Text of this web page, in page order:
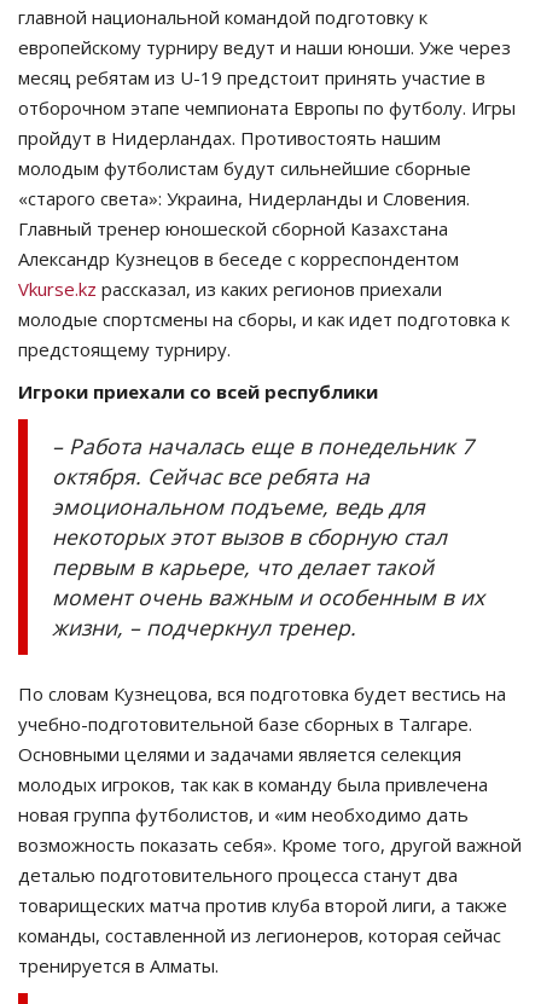
главной национальной командой подготовку к
европейскому турниру ведут и наши юноши. Уже через
месяц ребятам из U-19 предстоит принять участие в
отборочном этапе чемпионата Европы по футболу. Игры
пройдут в Нидерландах. Противостоять нашим
молодым футболистам будут сильнейшие сборные
«старого света»: Украина, Нидерланды и Словения.
Главный тренер юношеской сборной Казахстана
Александр Кузнецов в беседе с корреспондентом
Vkurse.kz рассказал, из каких регионов приехали
молодые спортсмены на сборы, и как идет подготовка к
предстоящему турниру.
Игроки приехали со всей республики
– Работа началась еще в понедельник 7
октября. Сейчас все ребята на
эмоциональном подъеме, ведь для
некоторых этот вызов в сборную стал
первым в карьере, что делает такой
момент очень важным и особенным в их
жизни, – подчеркнул тренер.
По словам Кузнецова, вся подготовка будет вестись на
учебно-подготовительной базе сборных в Талгаре.
Основными целями и задачами является селекция
молодых игроков, так как в команду была привлечена
новая группа футболистов, и «им необходимо дать
возможность показать себя». Кроме того, другой важной
деталью подготовительного процесса станут два
товарищеских матча против клуба второй лиги, а также
команды, составленной из легионеров, которая сейчас
тренируется в Алматы.